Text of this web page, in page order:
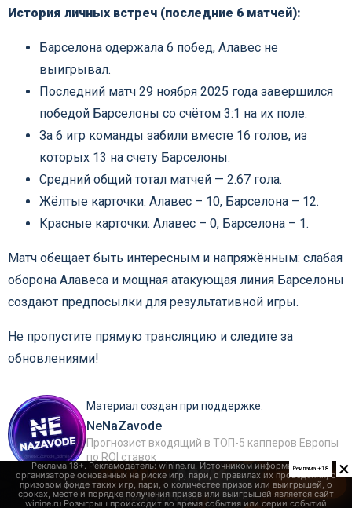
История личных встреч (последние 6 матчей):
Барселона одержала 6 побед, Алавес не
выигрывал.
Последний матч 29 ноября 2025 года завершился
победой Барселоны со счётом 3:1 на их поле.
За 6 игр команды забили вместе 16 голов, из
которых 13 на счету Барселоны.
Средний общий тотал матчей — 2.67 гола.
Жёлтые карточки: Алавес – 10, Барселона – 12.
Красные карточки: Алавес – 0, Барселона – 1.
Матч обещает быть интересным и напряжённым: слабая
оборона Алавеса и мощная атакующая линия Барселоны
создают предпосылки для результативной игры.
Не пропустите прямую трансляцию и следите за
обновлениями!
Материал создан при поддержке:
NeNaZavode
Прогнозист входящий в ТОП-5 капперов Европы
по ROI ставок
×
Реклама +18